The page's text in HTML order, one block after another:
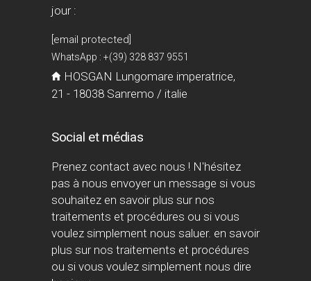
jour :
[email protected]
WhatsApp : +(39) 328 837 9551
HOSGAN Lungomare imperatrice,
21 - 18038 Sanremo / italie
Social et médias
Prenez contact avec nous ! N'hésitez
pas à nous envoyer un message si vous
souhaitez en savoir plus sur nos
traitements et procédures ou si vous
voulez simplement nous saluer. en savoir
plus sur nos traitements et procédures
ou si vous voulez simplement nous dire